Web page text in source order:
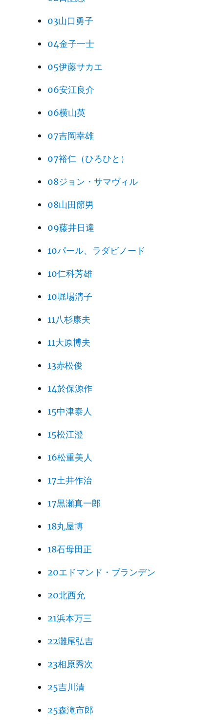
03山口勇子
04金子一士
05伊藤サカエ
06安江良介
06横山英
07吉岡幸雄
07裕仁（ひろひと）
08ジョン・サマヴィル
08山田節男
09藤井日達
10パール、ラダビノード
10仁科芳雄
10堀場清子
11八杉康夫
11大原博夫
13赤松俊
14於保源作
15中津泰人
15松江澄
16松重美人
17土井作治
17黒瀬真一郎
18丸屋博
18石母田正
20エドマンド・ブランデン
20北西允
21浜本万三
22灘尾弘吉
23相原秀次
25吉川清
25森滝市郎